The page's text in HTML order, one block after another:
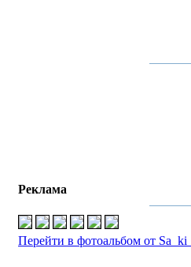
Реклама
Перейти в фотоальбом от